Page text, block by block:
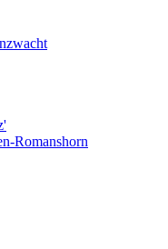
Romanshorn